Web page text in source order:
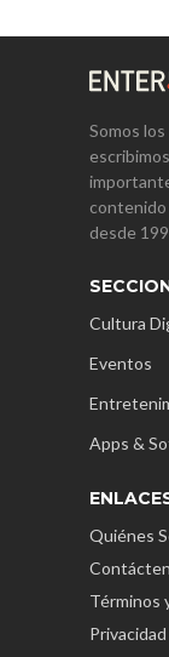
Somos
desde
Cultura
Eventos
Apps &
Quiénes
Términos
Privacidad